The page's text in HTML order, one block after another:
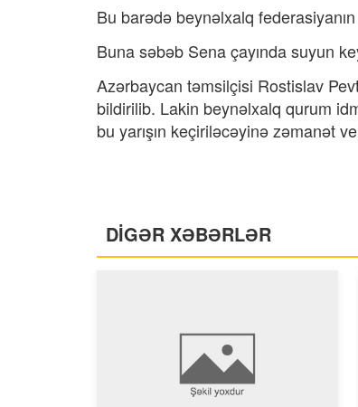
Bu barədə beynəlxalq
Buna səbəb Sena çayında suyun
Azərbaycan təmsilçisi Rostislav
bildirilib. Lakin beynəlxalq qurum
bu yarışın keçiriləcəyinə zəmanət
DİGƏR XƏBƏRLƏR